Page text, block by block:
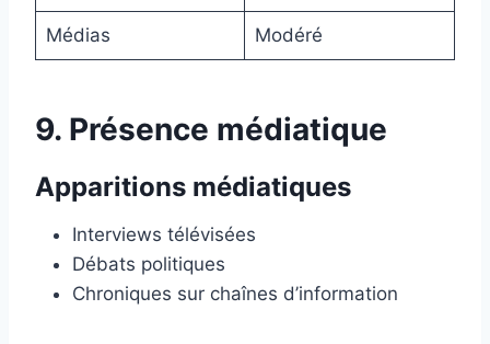
Médias Modéré
9. Présence médiatique
Apparitions médiatiques
Interviews télévisées
Débats politiques
Chroniques sur chaînes d’information